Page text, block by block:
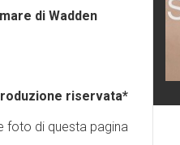
mare di Wadden
riservata*
foto di questa pagina